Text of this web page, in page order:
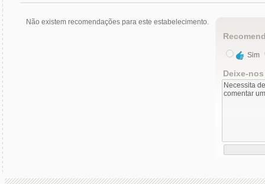
Não existem recomendações para este estabelecimento.
Sim
Deixe-